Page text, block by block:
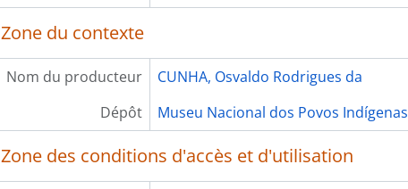
Zone du contexte
Nom du producteur
CUNHA, Osvaldo Rodrigues da
Dépôt
Museu Nacional dos Povos Indígenas
Zone des conditions d'accès et d'utilisation